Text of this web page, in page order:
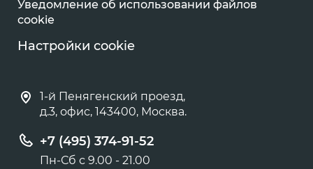
Уведомление об использовании файлов
cookie
Настройки cookie
1-й Пенягенский проезд,
д.3, офис, 143400, Москва.
+7 (495) 374-91-52
Пн-Сб с 9.00 - 21.00